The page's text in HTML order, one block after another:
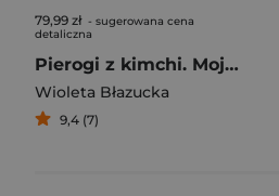
79,99 zł - sugerowana cena
detaliczna
Pierogi z kimchi. Moje ulubione azjatyckie przepisy
Wioleta Błazucka
9,4 (7)